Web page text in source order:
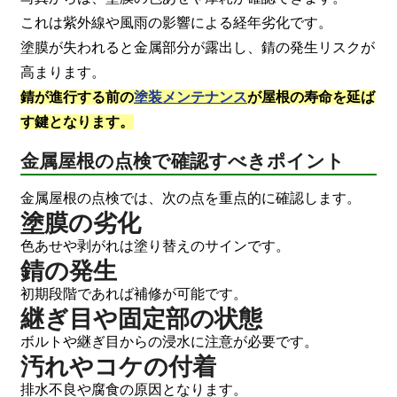
これは紫外線や風雨の影響による経年劣化です。
塗膜が失われると金属部分が露出し、錆の発生リスクが
高まります。
錆が進行する前の塗装メンテナンスが屋根の寿命を延ば
す鍵となります。
金属屋根の点検で確認すべきポイント
金属屋根の点検では、次の点を重点的に確認します。
塗膜の劣化
色あせや剥がれは塗り替えのサインです。
錆の発生
初期段階であれば補修が可能です。
継ぎ目や固定部の状態
ボルトや継ぎ目からの浸水に注意が必要です。
汚れやコケの付着
排水不良や腐食の原因となります。